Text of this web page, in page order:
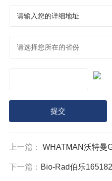
上一篇： WHATMAN沃特曼GF10
下一篇： Bio-Rad伯乐1651824电泳